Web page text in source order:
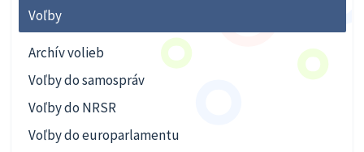
Voľby
Archív volieb
Voľby do samospráv
Voľby do NRSR
Voľby do europarlamentu